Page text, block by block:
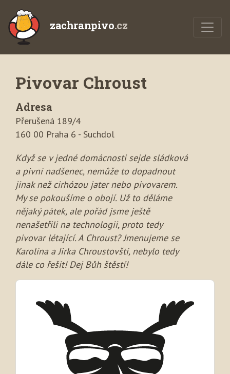
zachranpivo.cz
Pivovar Chroust
Adresa
Přerušená 189/4
160 00 Praha 6 - Suchdol
Když se v jedné domácnosti sejde sládková
a pivní nadšenec, nemůže to dopadnout
jinak než cirhózou jater nebo pivovarem.
My se pokoušíme o obojí. Už to děláme
nějaký pátek, ale pořád jsme ještě
nenašetřili na technologii, proto tedy
pivovar létající. A Chroust? Jmenujeme se
Karolína a Jirka Chroustovští, nebylo tedy
dále co řešit! Dej Bůh štěstí!